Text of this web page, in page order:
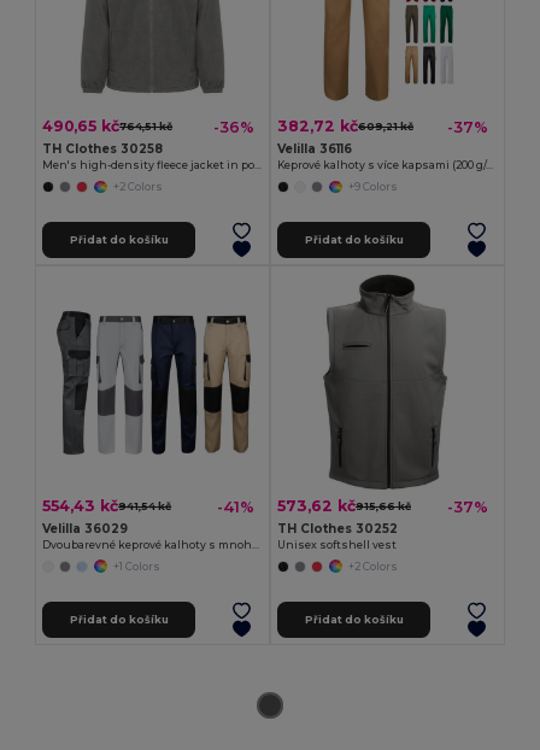
490,65 kč764,51 kč -36%
TH Clothes 30258
Men's high-density fleece jacket in polyester
+2 Colors
Přidat do košíku
382,72 kč609,21 kč -37%
Velilla 36116
Keprové kalhoty s více kapsami (200 g/m²), z bavlny (35 %) a polyesteru (65 %)
+9 Colors
Přidat do košíku
554,43 kč941,54 kč -41%
Velilla 36029
Dvoubarevné keprové kalhoty s mnoha kapsami (240 g/m²), z bavlny (35 %) a polyesteru (65 %)
+1 Colors
Přidat do košíku
573,62 kč915,66 kč -37%
TH Clothes 30252
Unisex softshell vest
+2 Colors
Přidat do košíku